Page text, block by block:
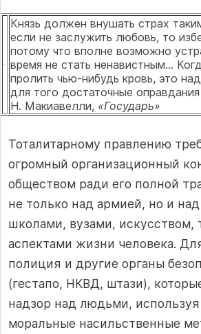
Князь должен внушать страх
если не заслу­жить любовь, то
потому что вполне возможно
время не стать ненавистным...
пролить чью-нибудь кровь, это
для того достаточные
Н. Макиавелли, «Государь»
Тоталитарному правлению
огромный организационный
обществом ради его полной
не только над ар­мией, но и
школами, вузами, искусством,
ас­пектами жизни человека.
полиция и другие органы
(гестапо, НКВД, штази),
надзор над людьми,
моральные насильственные